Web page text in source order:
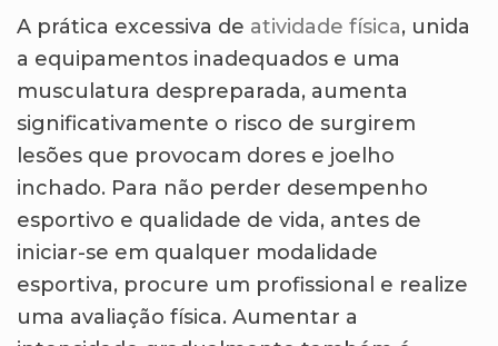
A prática excessiva de atividade física, unida
a equipamentos inadequados e uma
musculatura despreparada, aumenta
significativamente o risco de surgirem
lesões que provocam dores e joelho
inchado. Para não perder desempenho
esportivo e qualidade de vida, antes de
iniciar-se em qualquer modalidade
esportiva, procure um profissional e realize
uma avaliação física. Aumentar a